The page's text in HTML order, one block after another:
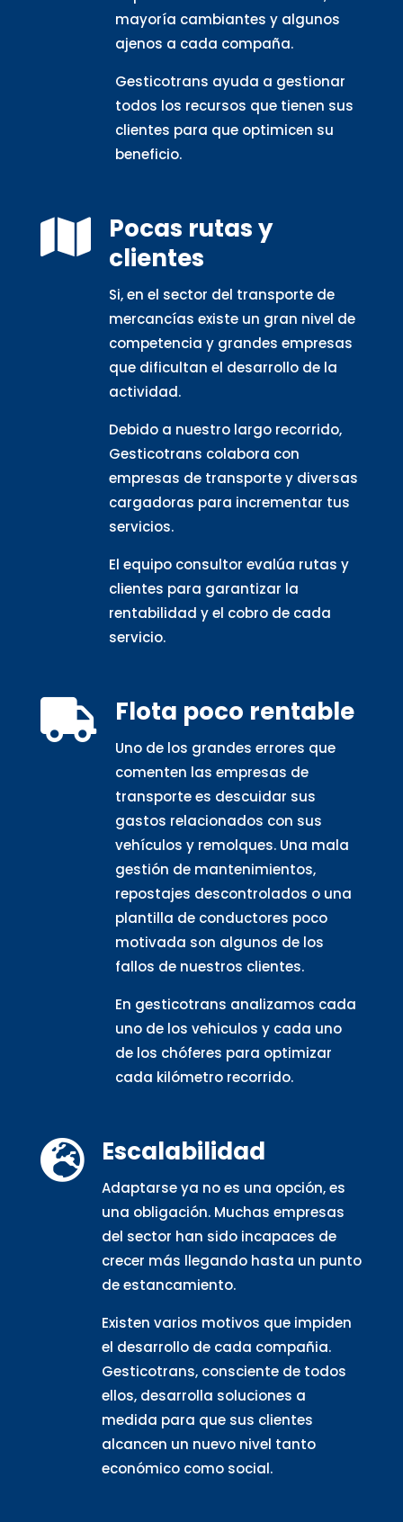
mayoría cambiantes y algunos
ajenos a cada compaña.
Gesticotrans ayuda a gestionar
todos los recursos que tienen sus
clientes para que optimicen su
beneficio.

Pocas rutas y
clientes
Si, en el sector del transporte de
mercancías existe un gran nivel de
competencia y grandes empresas
que dificultan el desarrollo de la
actividad.
Debido a nuestro largo recorrido,
Gesticotrans colabora con
empresas de transporte y diversas
cargadoras para incrementar tus
servicios.
El equipo consultor evalúa rutas y
clientes para garantizar la
rentabilidad y el cobro de cada
servicio.
 Flota poco rentable
Uno de los grandes errores que
comenten las empresas de
transporte es descuidar sus
gastos relacionados con sus
vehículos y remolques. Una mala
gestión de mantenimientos,
repostajes descontrolados o una
plantilla de conductores poco
motivada son algunos de los
fallos de nuestros clientes.
En gesticotrans analizamos cada
uno de los vehiculos y cada uno
de los chóferes para optimizar
cada kilómetro recorrido.
 Escalabilidad
Adaptarse ya no es una opción, es
una obligación. Muchas empresas
del sector han sido incapaces de
crecer más llegando hasta un punto
de estancamiento.
Existen varios motivos que impiden
el desarrollo de cada compañia.
Gesticotrans, consciente de todos
ellos, desarrolla soluciones a
medida para que sus clientes
alcancen un nuevo nivel tanto
económico como social.